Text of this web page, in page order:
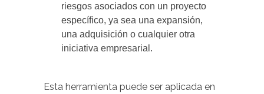
riesgos asociados con un proyecto
específico, ya sea una expansión,
una adquisición o cualquier otra
iniciativa empresarial.
Esta herramienta puede ser aplicada en